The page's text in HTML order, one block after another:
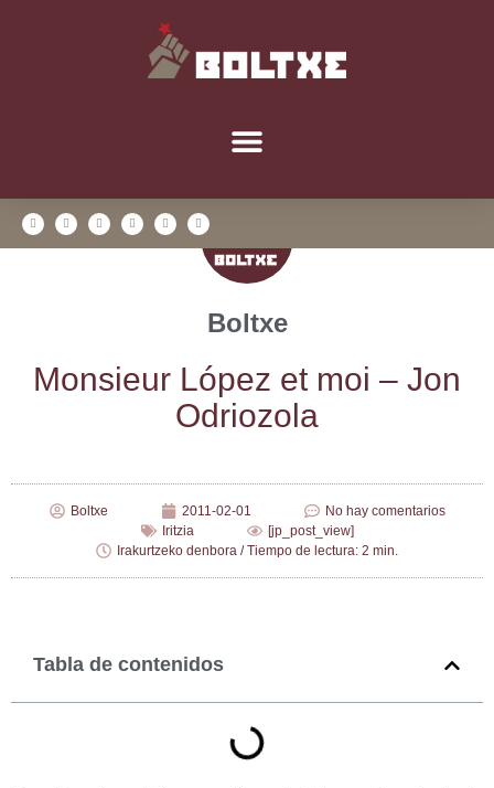
Boltxe
Mon­sieur López et moi – Jon
Odriozola
Boltxe 2011-02-01
No hay comentarios
Iritzia
[jp_post_view]
Irakurtzeko denbora / Tiempo de lectura: 2 min.
Tabla de contenidos